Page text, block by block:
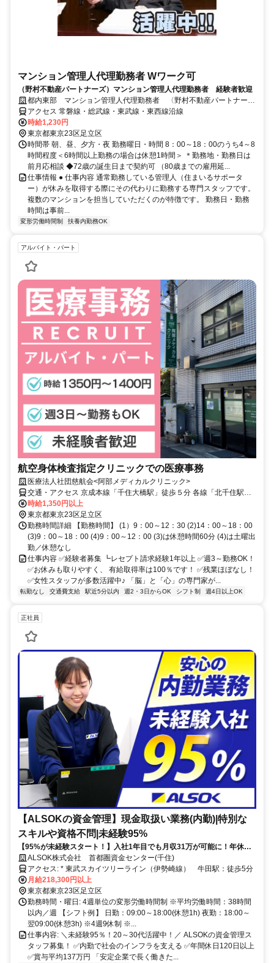
マンション管理人代理勤務者 Wワーク可
（野村不動産パートナーズ）マンション管理人代理勤務者 経験者歓迎
都内東部 マンション管理人代理勤務者 〈野村不動産パートナー
ズ〉東京東支店
アクセス 常磐線・総武線・東武線・東西線沿線
時給1,230円
東京都東京23区足立区
時間帯 朝、昼、夕方・夜 勤務曜日・時間 8：00～18：00のうち4～8
時間程度＜6時間以上勤務の場合は休憩1時間＞ ＊勤務地・勤務日は
前月応相談 ◆72歳の誕生日まで契約可 （80歳までの雇用延...
仕事情報 ● 仕事内容 通常勤務している管理人（住まいるサポータ
ー）が休みを取得する際にその代わりに勤務する専門スタッフです。
複数のマンションを担当していただくのが特徴です。 勤務日・勤務
時間は事前...
変形労働時間制 扶養内勤務OK
アルバイト・パート
航空身体検査指定クリニックでの医療事務
医療法人社団慈航会<阿部メディカルクリニック>
交通・アクセス 京成本線「千住大橋駅」徒歩５分 各線「北千住駅」
徒歩12分
時給1,350円以上
東京都東京23区足立区
勤務時間詳細 【勤務時間】 (1）9：00～12：30 (2)14：00～18：00
(3)9：00～18：00 (4)9：00～12：00 (3)は休憩時間60分 (4)は土曜出
勤／休憩なし
仕事内容 ✅経験者募集 ┗レセプト請求経験1年以上 ✅週3～勤務OK！
✅お休みも取りやすく、 有給取得率は100％です！ ✅残業ほぼなし！
✅女性スタッフが多数活躍中♪ 「脳」と「心」の専門家が...
転勤なし 交通費支給 駅近5分以内 週2・3日からOK シフト制 週4日以上OK
正社員
【ALSOKの資金管理】現金取扱い業務(内勤)|特別な
スキルや資格不問|未経験95%
【95%が未経験スタート！】入社1年目でも月収31万が可能に！年休
120日+賞与平均137万円◎
ALSOK株式会社 首都圏資金センター(千住)
アクセス: * 東武スカイツリーライン（伊勢崎線） 牛田駅：徒歩5分
月給218,300円以上
東京都東京23区足立区
勤務時間・曜日: 4週単位の変形労働時間制 ※平均労働時間：38時間
以内／週 【シフト例】 日勤：09:00～18:00(休憩1h) 夜勤：18:00～
翌09:00(休憩3h) ※4週9休制 ※...
仕事内容: ＼未経験95％！20～30代活躍中！／ ALSOKの資金管理ス
タッフ募集！ ✅️内勤で社会のインフラを支える ✅️年間休日120日以上
✅️賞与平均137万円 「安定企業で⻑く働きた...